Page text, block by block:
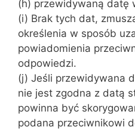
(h) przewidywaną datę
(i) Brak tych dat,
określenia w sposób
powiadomienia
odpowiedzi.
(j) Jeśli przewidywana
nie jest zgodna z datą
powinna być
podana przeciwnikowi